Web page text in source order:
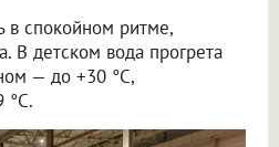
в спокойном ритме,
В детском вода прогрета
— до +30 °C,